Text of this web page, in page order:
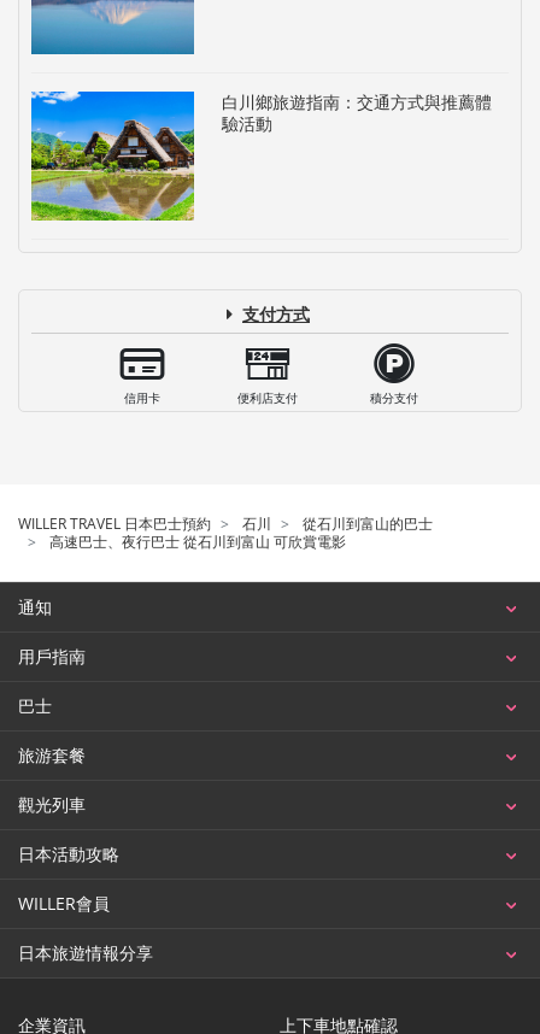
白川鄉旅遊指南：交通方式與推薦體
驗活動
支付方式
信用卡 便利店支付 積分支付
WILLER TRAVEL 日本巴士預約 石川
從石川到富山的巴士
高速巴士、夜行巴士 從石川到富山 可欣賞電影
通知
用戶指南
巴士
旅游套餐
觀光列車
日本活動攻略
WILLER會員
日本旅遊情報分享
企業資訊 上下車地點確認